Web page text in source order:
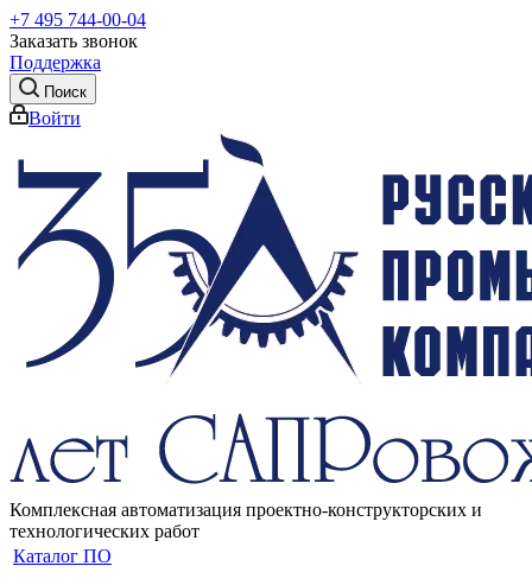
+7 495 744-00-04
Заказать звонок
Поддержка
Поиск
Войти
Комплексная автоматизация проектно-конструкторских и
технологических работ
Каталог ПО